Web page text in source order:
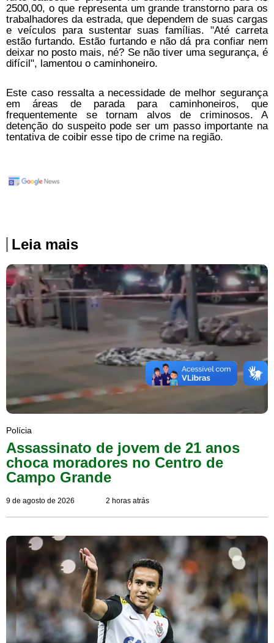
2500,00, o que representa um grande transtorno para os
trabalhadores da estrada, que dependem de suas cargas
e veículos para sustentar suas famílias. "Até carreta
estão furtando. Estão furtando e não dá pra confiar nem
deixar no posto mais, né? Se não tiver uma segurança, é
difícil", lamentou o caminhoneiro.
Este caso ressalta a necessidade de melhor segurança
em áreas de parada para caminhoneiros, que
frequentemente se tornam alvos de criminosos. A
detenção do suspeito pode ser um passo importante na
tentativa de coibir esse tipo de crime na região.
Leia mais
Polícia
Assassinato de jovem de 21 anos
choca moradores no Centro de
Campo Grande
9 de agosto de 2026 2 horas atrás